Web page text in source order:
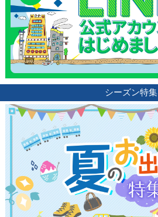
シーズン特集